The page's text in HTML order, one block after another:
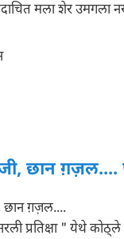
मला शेर उमगला
छान ग़ज़ल....
ग़ज़ल....
प्रतिक्षा " येथे